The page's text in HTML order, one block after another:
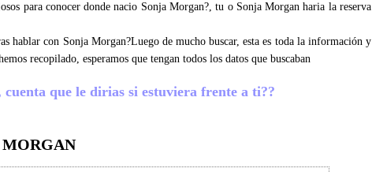
para conocer donde nacio Sonja Morgan?, tu o Sonja Morgan haria la reserva
hablar con Sonja Morgan?Luego de mucho buscar, esta es toda la información y
recopilado, esperamos que tengan todos los datos que buscaban
que le dirias si estuviera frente a ti??
MORGAN